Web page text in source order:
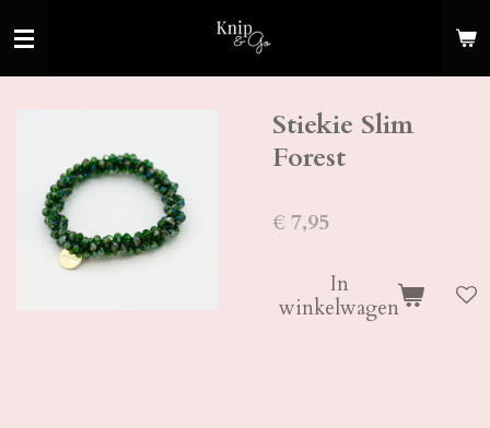
direct
Stiekie Slim
Forest
€ 7,95
In
winkelwagen